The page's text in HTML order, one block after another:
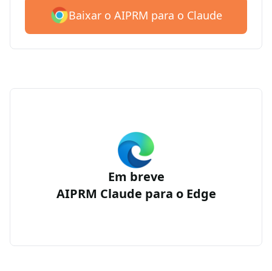
Baixar o AIPRM para o Claude
Em breve
AIPRM Claude para o Edge